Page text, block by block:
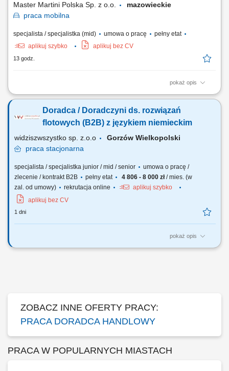
Master Martini Polska Sp. z o.o.
mazowieckie
praca mobilna
specjalista / specjalistka (mid) umowa o pracę
pełny etat
aplikuj szybko
aplikuj bez CV
13 godz.
pokaż opis
Twój obszar odpowiedzialności: Budowanie długofalowych,
doradztwo produktowe oraz prowadzenie prezentacji i pokazów u
klientów. Udział w targach, szkoleniach oraz kluczowych wydarzeniach
Doradca / Doradczyni ds. rozwiązań
flotowych (B2B) z językiem niemieckim
widziszwszystko sp. z.o.o
Gorzów Wielkopolski
praca stacjonarna
specjalista / specjalistka junior / mid / senior
umowa o pracę /
zlecenie / kontrakt B2B
pełny etat 4 806 - 8 000 zł/ mies. (w
zal. od umowy)
rekrutacja online
aplikuj szybko
aplikuj bez CV
1 dni
pokaż opis
Opis stanowiska Poszukujemy osoby nastawionej na realizację celów
ZOBACZ INNE OFERTY PRACY:
PRACA DORADCA HANDLOWY
PRACA W POPULARNYCH MIASTACH